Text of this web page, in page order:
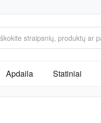
Apdaila Statiniai